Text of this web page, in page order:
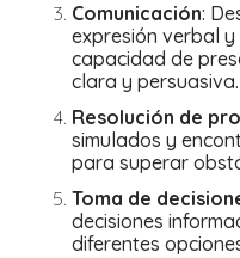
Comunicación:
expresión verbal
capacidad de
clara y persuasiva.
Resolución de
simulados y
para superar
Toma de
decisiones
diferentes